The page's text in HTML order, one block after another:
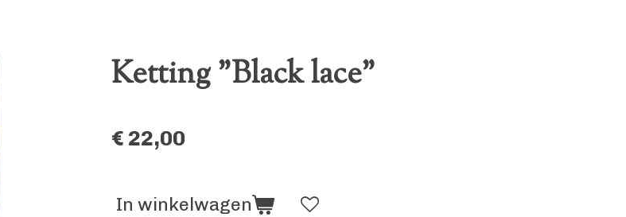
Ketting "Black lace"
€ 22,00
In winkelwagen